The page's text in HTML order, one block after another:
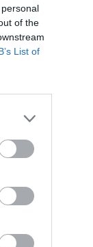
of the
List of